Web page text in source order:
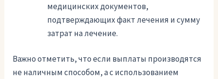
медицинских документов,
подтверждающих факт лечения и сумму
затрат на лечение.
Важно отметить, что если выплаты производятся
не наличным способом, а с использованием